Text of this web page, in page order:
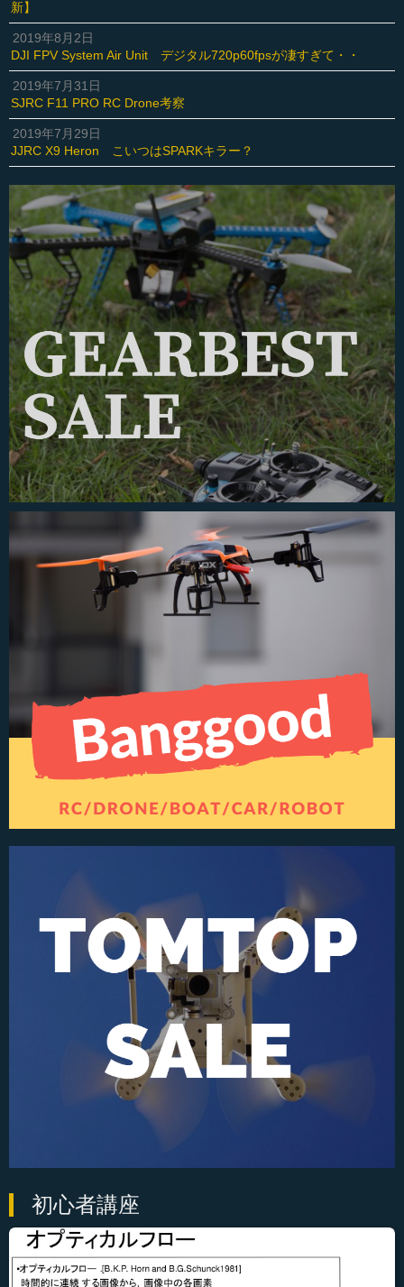
新】
2019年8月2日
DJI FPV System Air Unit デジタル720p60fpsが凄すぎて・・
2019年7月31日
SJRC F11 PRO RC Drone考察
2019年7月29日
JJRC X9 Heron こいつはSPARKキラー？
初心者講座